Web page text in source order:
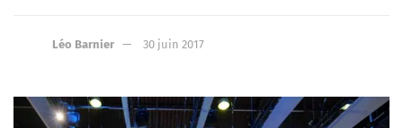
Léo Barnier 30 juin 2017